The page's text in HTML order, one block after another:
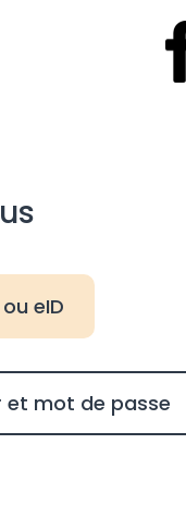
eID
et mot de passe